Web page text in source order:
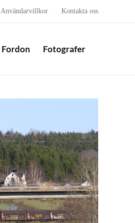
Användarvillkor Kontakta oss
Fordon Fotografer